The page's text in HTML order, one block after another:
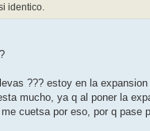
identico.
??? estoy en la
mucho, ya q al poner la
cuetsa por eso, por q pase